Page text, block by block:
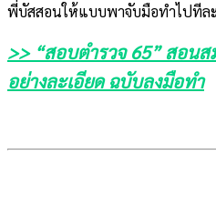
พี่บัสสอนให้แบบพาจับมือทำไปทีล
>> “สอบตำรวจ 65” สอน
อย่างละเอียด ฉบับลงมือทำ